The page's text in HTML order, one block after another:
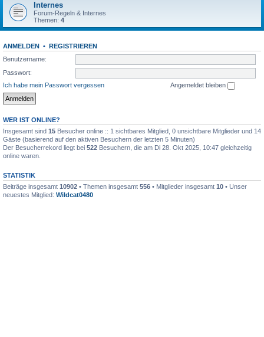
Internes
Forum-Regeln & Internes
Themen: 4
ANMELDEN • REGISTRIEREN
Benutzername:
Passwort:
Ich habe mein Passwort vergessen
Angemeldet bleiben
WER IST ONLINE?
Insgesamt sind 15 Besucher online :: 1 sichtbares Mitglied, 0 unsichtbare Mitglieder und 14
Gäste (basierend auf den aktiven Besuchern der letzten 5 Minuten)
Der Besucherrekord liegt bei 522 Besuchern, die am Di 28. Okt 2025, 10:47 gleichzeitig
online waren.
STATISTIK
Beiträge insgesamt 10902 • Themen insgesamt 556 • Mitglieder insgesamt 10 • Unser
neuestes Mitglied: Wildcat0480